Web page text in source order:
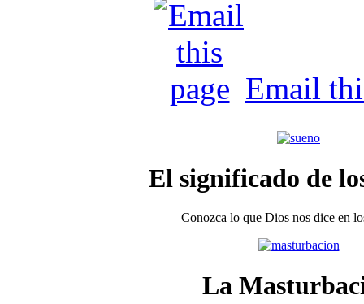
Email
El significado de
Conozca lo que Dios nos dice en
La